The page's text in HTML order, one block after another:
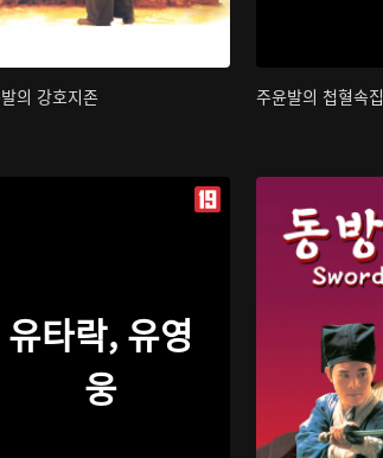
의 강호지존 주윤발의 첩혈속집
유타락, 유영
웅